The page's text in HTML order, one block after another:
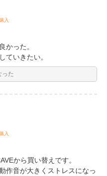
入
かった。
ていきたい。
った
入
から買い替えです。
作音が大きくストレスになっ